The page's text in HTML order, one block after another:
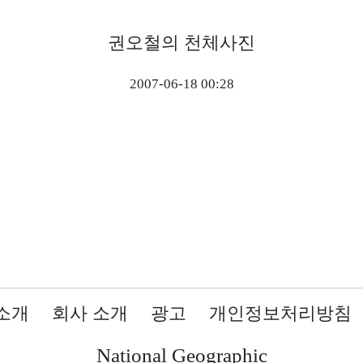
권오철의 천체사진
2007-06-18 00:28
개 회사 소개 광고 개인정보처리방침
National Geographic